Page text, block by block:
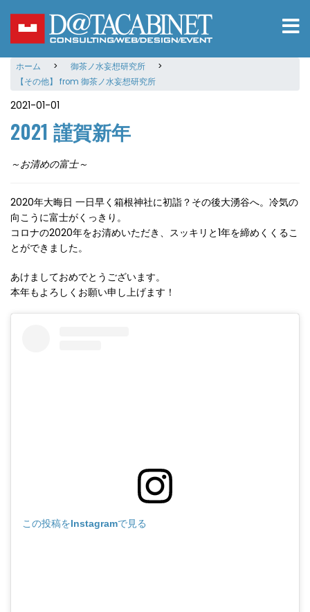
ホーム
御茶ノ水妄想研究所
【その他】 from 御茶ノ水妄想研究所
2021-01-01
2021 謹賀新年
～お清めの富士～
2020年大晦日 一日早く箱根神社に初詣？その後大湧谷へ。冷気の
向こうに富士がくっきり。
コロナの2020年をお清めいただき、スッキリと1年を締めくくるこ
とができました。
あけましておめでとうございます。
本年もよろしくお願い申し上げます！
この投稿をInstagramで見る